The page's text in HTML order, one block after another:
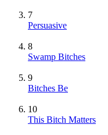
7
Persuasive
8
Swamp Bitches
9
Bitches Be
10
This Bitch Matters